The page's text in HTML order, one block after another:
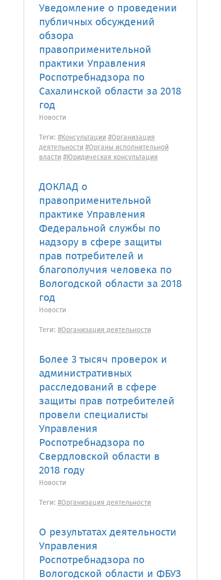
Уведомление о проведении
публичных обсуждений
обзора
правоприменительной
практики Управления
Роспотребнадзора по
Сахалинской области за 2018
год
Новости
Теги: #Консультации#Организация
деятельности#Органы исполнительной
власти#Юридическая консультация
ДОКЛАД о
правоприменительной
практике Управления
Федеральной службы по
надзору в сфере защиты
прав потребителей и
благополучия человека по
Вологодской области за 2018
год
Новости
Теги: #Организация деятельности
Более 3 тысяч проверок и
административных
расследований в сфере
защиты прав потребителей
провели специалисты
Управления
Роспотребнадзора по
Свердловской области в
2018 году
Новости
Теги: #Организация деятельности
О результатах деятельности
Управления
Роспотребнадзора по
Вологодской области и ФБУЗ